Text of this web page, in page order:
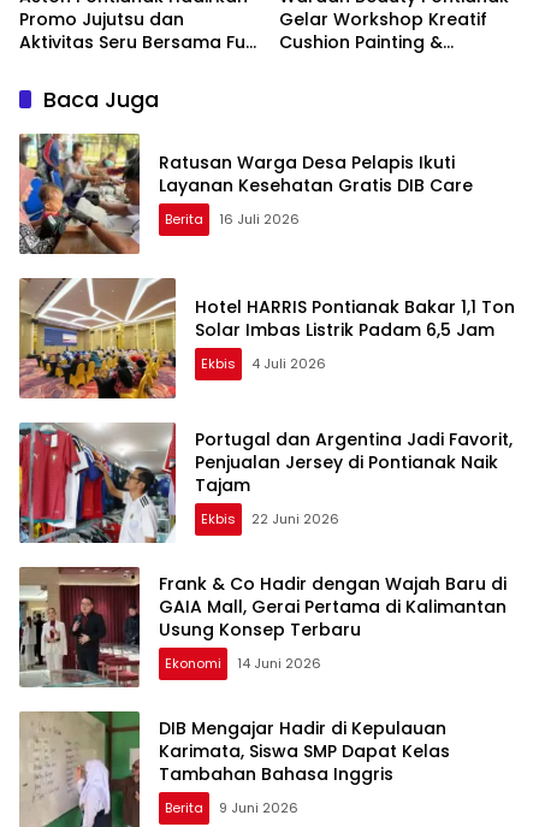
Promo Jujutsu dan
Aktivitas Seru Bersama Fun
Gelar Workshop Kreatif
Cushion Painting &
Baca Juga
Ratusan Warga Desa Pelapis Ikuti
Layanan Kesehatan Gratis DIB Care
Berita 16 Juli 2026
Hotel HARRIS Pontianak Bakar 1,1 Ton
Solar Imbas Listrik Padam 6,5 Jam
Ekbis 4 Juli 2026
Portugal dan Argentina Jadi Favorit,
Penjualan Jersey di Pontianak Naik
Tajam
Ekbis 22 Juni 2026
Frank & Co Hadir dengan Wajah Baru di
GAIA Mall, Gerai Pertama di Kalimantan
Usung Konsep Terbaru
Ekonomi 14 Juni 2026
DIB Mengajar Hadir di Kepulauan
Karimata, Siswa SMP Dapat Kelas
Tambahan Bahasa Inggris
Berita 9 Juni 2026